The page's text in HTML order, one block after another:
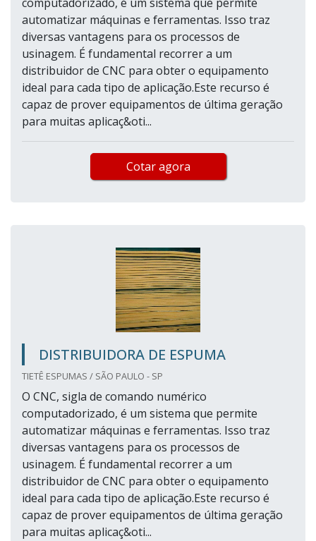
automatizar máquinas e ferramentas. Isso traz
diversas vantagens para os processos de
usinagem. É fundamental recorrer a um
distribuidor de CNC para obter o equipamento
ideal para cada tipo de aplicação.Este recurso é
capaz de prover equipamentos de última geração
para muitas aplicaç&oti...
Cotar agora
DISTRIBUIDORA DE ESPUMA
TIETÊ ESPUMAS / SÃO PAULO - SP
O CNC, sigla de comando numérico
computadorizado, é um sistema que permite
automatizar máquinas e ferramentas. Isso traz
diversas vantagens para os processos de
usinagem. É fundamental recorrer a um
distribuidor de CNC para obter o equipamento
ideal para cada tipo de aplicação.Este recurso é
capaz de prover equipamentos de última geração
para muitas aplicaç&oti...